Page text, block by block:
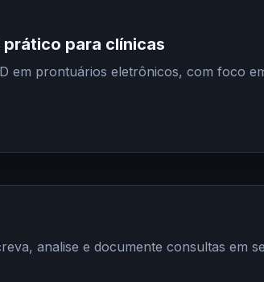
para clínicas
em prontuários eletrônicos, com foco
analise e documente consultas em